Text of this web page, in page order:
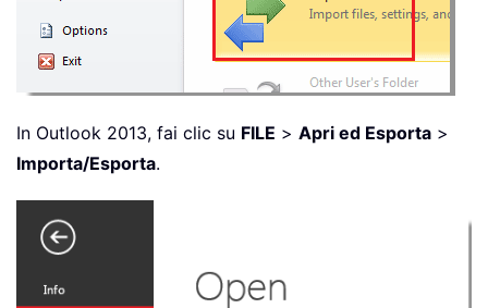
In Outlook 2013, fai clic su FILE > Apri ed Esporta >
Importa/Esporta.